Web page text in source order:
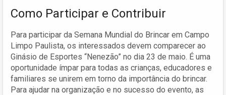
Como Participar e Contribuir
Para participar da Semana Mundial do Brincar em Campo
Limpo Paulista, os interessados devem comparecer ao
Ginásio de Esportes “Nenezão” no dia 23 de maio. É uma
oportunidade ímpar para todas as crianças, educadores e
familiares se unirem em torno da importância do brincar.
Para ajudar na organização e no sucesso do evento, as